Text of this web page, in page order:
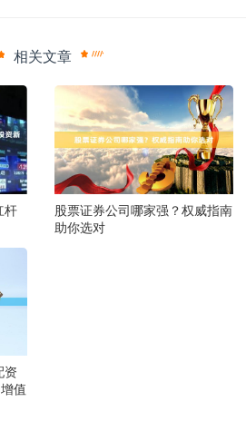
相关文章
杆
股票证券公司哪家强？权威指南
助你选对
资
值